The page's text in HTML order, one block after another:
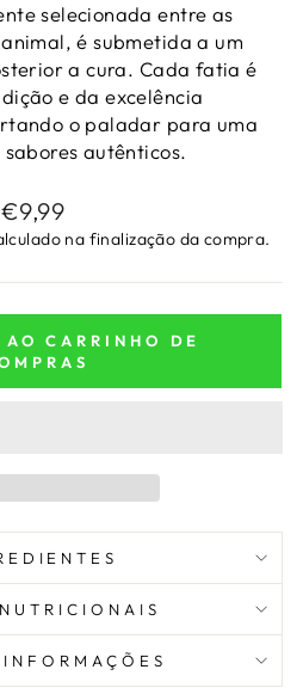
selecionada entre as
é submetida a um
a cura. Cada fatia é
e da excelência
o paladar para uma
autênticos.
Preço
normal
€9,99
na finalização da compra.
CARRINHO DE